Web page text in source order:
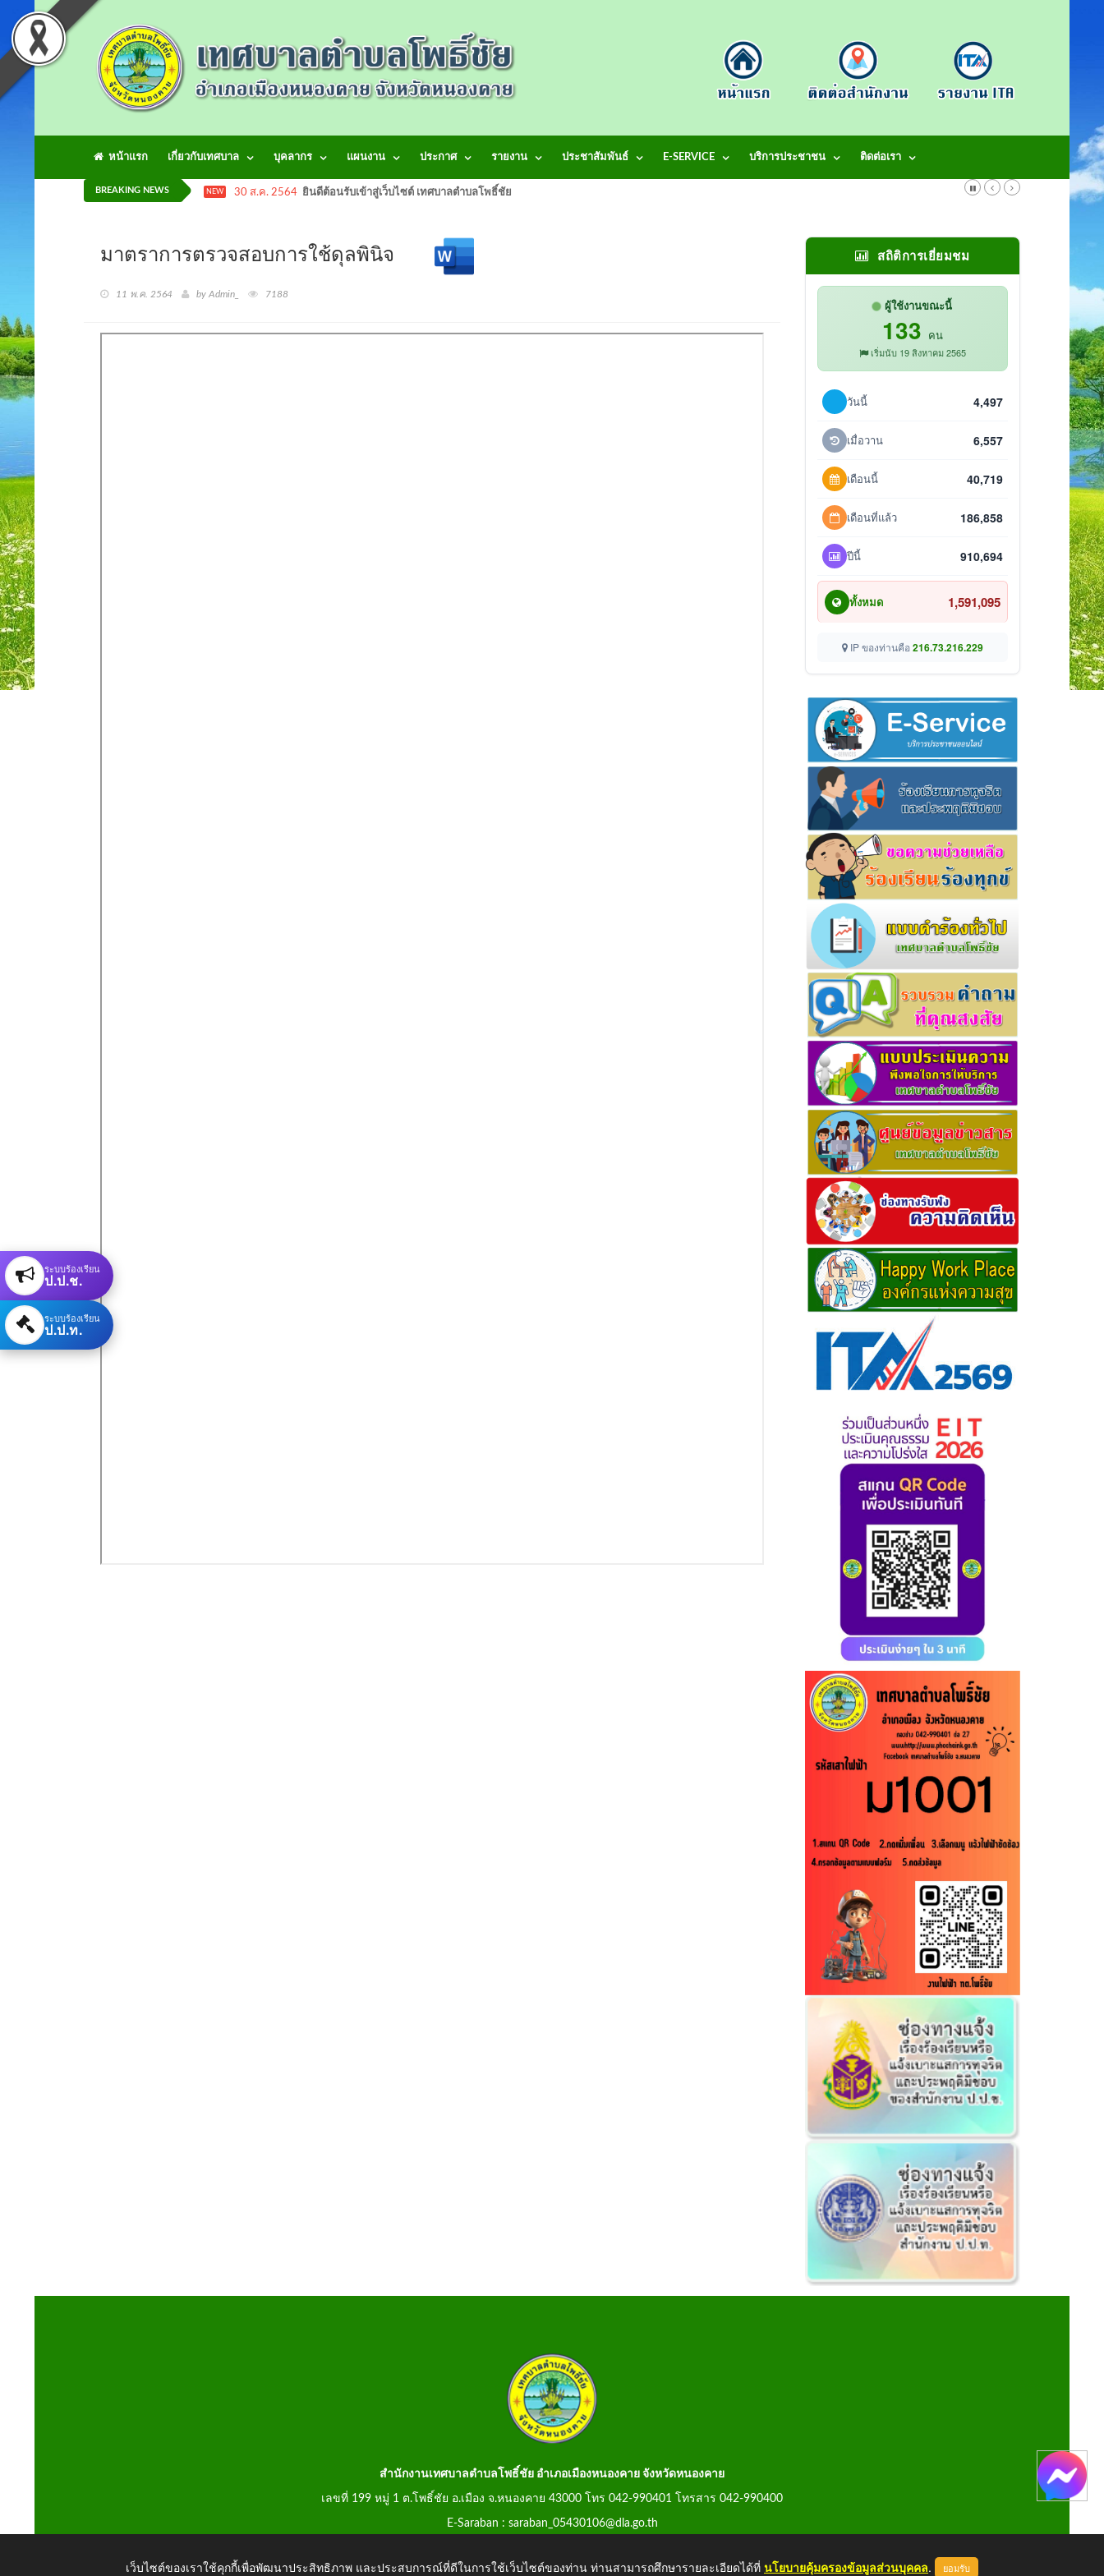
หน้าแรก เกี่ยวกับเทศบาล บุคลากร แผนงาน ประกาศ รายงาน ประชาสัมพันธ์ E-SERVICE บริการประชาชน ติดต่อเรา
BREAKING NEWS NEW 30 ส.ค. 2564 ยินดีต้อนรับเข้าสู่เว็บไซต์ เทศบาลตำบลโพธิ์ชัย
มาตราการตรวจสอบการใช้ดุลพินิจ
11 พ.ค. 2564 by Admin_ 7188
สถิติการเยี่ยมชม
ผู้ใช้งานขณะนี้
133 คน
เริ่มนับ 19 สิงหาคม 2565
วันนี้ 4,497
เมื่อวาน 6,557
เดือนนี้ 40,719
เดือนที่แล้ว 186,858
ปีนี้ 910,694
ทั้งหมด 1,591,095
IP ของท่านคือ 216.73.216.229
สำนักงานเทศบาลตำบลโพธิ์ชัย อำเภอเมืองหนองคาย จังหวัดหนองคาย
เลขที่ 199 หมู่ 1 ต.โพธิ์ชัย อ.เมือง จ.หนองคาย 43000 โทร 042-990401 โทรสาร 042-990400
E-Saraban : saraban_05430106@dla.go.th
ระบบร้องเรียน
ป.ป.ช.
ระบบร้องเรียน
ป.ป.ท.
เว็บไซต์ของเราใช้คุกกี้เพื่อพัฒนาประสิทธิภาพ และประสบการณ์ที่ดีในการใช้เว็บไซต์ของท่าน ท่านสามารถศึกษารายละเอียดได้ที่ นโยบายคุ้มครองข้อมูลส่วนบุคคล. ยอมรับ